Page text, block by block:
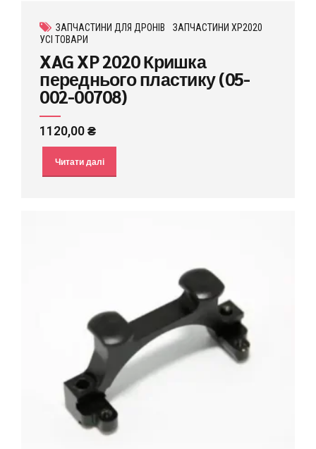
ЗАПЧАСТИНИ ДЛЯ ДРОНІВ
ЗАПЧАСТИНИ XP2020
УСІ ТОВАРИ
XAG XP 2020 Кришка
переднього пластику (05-
002-00708)
1120,00₴
Читати далі